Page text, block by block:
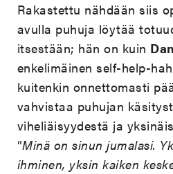
Rakastettu nähdään siis
avulla puhuja löytää
itsestään; hän on kuin
enkelimäinen self-help-
kuitenkin onnettomasti
vahvistaa puhujan
viheliäisyydestä ja
”Minä on sinun jumalasi.
ihminen, yksin kaiken